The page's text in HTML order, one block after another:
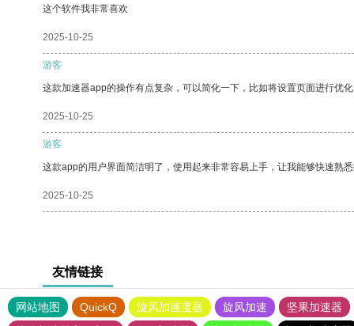
这个软件我非常喜欢
2025-10-25
游客
这款加速器app的操作有点复杂，可以简化一下，比如将设置页面进行优
2025-10-25
游客
这款app的用户界面简洁明了，使用起来非常容易上手，让我能够快速熟
2025-10-25
友情链接
网站地图 QuickQ 旋风加速度器 旋风加速
坚果加速器